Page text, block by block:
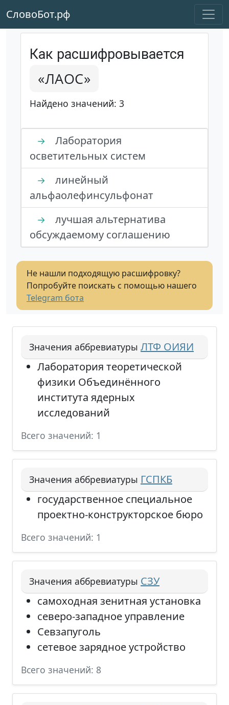
СловоБот.рф
Как расшифровывается
«ЛАОС»
Найдено значений: 3
→
Лаборатория
осветительных систем
→
линейный
альфаолефинсульфонат
→
лучшая альтернатива
обсуждаемому соглашению
Не нашли подходящую расшифровку?
Попробуйте поискать с помощью нашего
Telegram бота
Значения аббревиатуры ЛТФ ОИЯИ
Лаборатория теоретической
физики Объединённого
института ядерных
исследований
Всего значений: 1
Значения аббревиатуры ГСПКБ
государственное специальное
проектно-конструкторское бюро
Всего значений: 1
Значения аббревиатуры СЗУ
самоходная зенитная установка
северо-западное управление
Севзапуголь
сетевое зарядное устройство
Всего значений: 8